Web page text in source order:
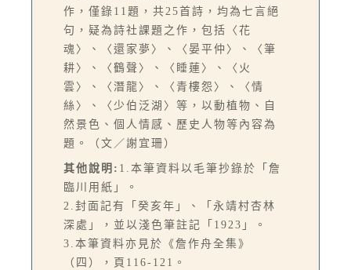
作，僅錄11題，共25首詩，均為七言絕
句，疑為詩社課題之作，包括〈花
魂〉、〈還家夢〉、〈晏平仲〉、〈筆
耕〉、〈鶴聲〉、〈睡蓮〉、〈火
雲〉、〈潛龍〉、〈青樓怨〉、〈情
絲〉、〈少伯泛湖〉等，以動植物、自
然景色、個人情感、歷史人物等內容為
題。（文／謝宜珊）
其他說明: 1.本筆資料以毛筆抄錄於「詹
臨川用紙」。
2.封面記有「癸亥年」、「永靖村杏林
深處」，並以淺色筆註記「1923」。
3.本筆資料亦見於《詹作舟全集》
（四），頁116-121。